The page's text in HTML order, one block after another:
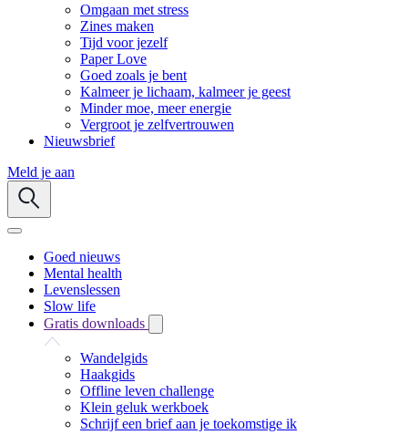
Omgaan met stress
Zines maken
Tijd voor jezelf
Paper Love
Goed zoals je bent
Kalmeer je lichaam, kalmeer je geest
Minder moe, meer energie
Vergroot je zelfvertrouwen
Nieuwsbrief
Meld je aan
Goed nieuws
Mental health
Levenslessen
Slow life
Gratis downloads
Wandelgids
Haakgids
Offline leven challenge
Klein geluk werkboek
Schrijf een brief aan je toekomstige ik